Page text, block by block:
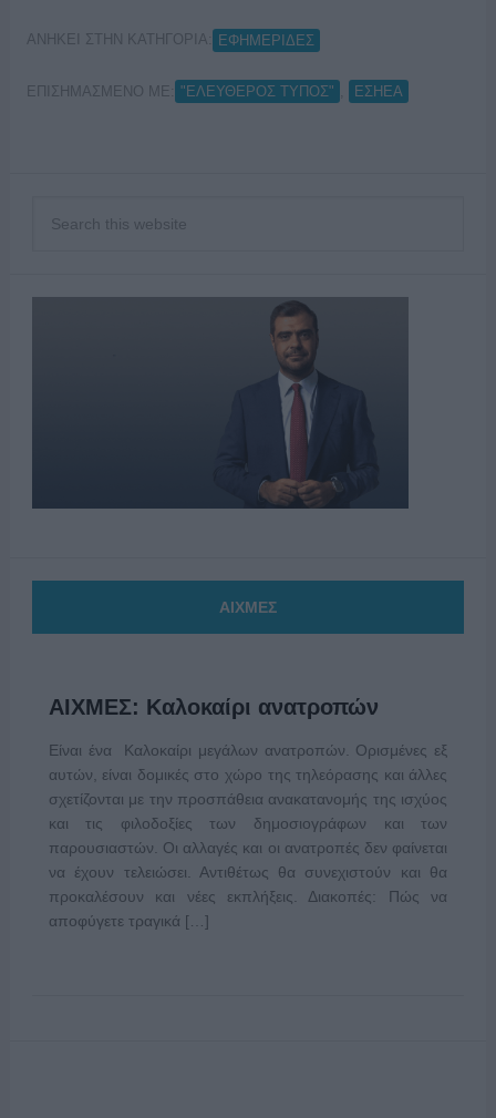
ΑΝΗΚΕΙ ΣΤΗΝ ΚΑΤΗΓΟΡΙΑ: ΕΦΗΜΕΡΙΔΕΣ
ΕΠΙΣΗΜΑΣΜΕΝΟ ΜΕ: "ΕΛΕΥΘΕΡΟΣ ΤΥΠΟΣ" ΕΣΗΕΑ
ΑΙΧΜΕΣ
ΑΙΧΜΕΣ: Καλοκαίρι ανατροπών
Είναι ένα Καλοκαίρι μεγάλων ανατροπών. Ορισμένες εξ
αυτών, είναι δομικές στο χώρο της τηλεόρασης και άλλες
σχετίζονται με την προσπάθεια ανακατανομής της ισχύος
και τις φιλοδοξίες των δημοσιογράφων και των
παρουσιαστών. Οι αλλαγές και οι ανατροπές δεν φαίνεται
να έχουν τελειώσει. Αντιθέτως θα συνεχιστούν και θα
προκαλέσουν και νέες εκπλήξεις. Διακοπές: Πώς να
αποφύγετε τραγικά […]